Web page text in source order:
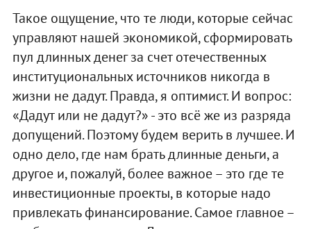
Такое ощущение, что те люди, которые сейчас
управляют нашей экономикой, сформировать
пул длинных денег за счет отечественных
институциональных источников никогда в
жизни не дадут. Правда, я оптимист. И вопрос:
«Дадут или не дадут?» - это всё же из разряда
допущений. Поэтому будем верить в лучшее. И
одно дело, где нам брать длинные деньги, а
другое и, пожалуй, более важное – это где те
инвестиционные проекты, в которые надо
привлекать финансирование. Самое главное –